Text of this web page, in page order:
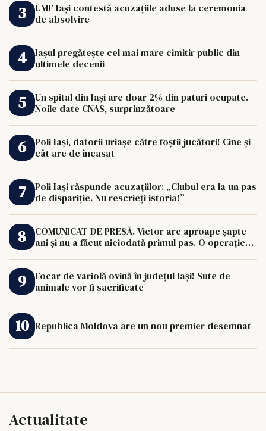
UMF Iași contestă acuzațiile aduse la ceremonia
de absolvire
Iașul pregătește cel mai mare cimitir public din
ultimele decenii
Un spital din Iași are doar 2% din paturi ocupate.
Noile date CNAS, surprinzătoare
Poli Iași, datorii uriașe către foștii jucători! Cine și
cât are de încasat
Poli Iași răspunde acuzațiilor: „Clubul era la un pas
de dispariție. Nu rescrieți istoria!”
COMUNICAT DE PRESĂ. Victor are aproape șapte
ani și nu a făcut niciodată primul pas. O operație
Focar de variolă ovină în județul Iași! Sute de
animale vor fi sacrificate
Republica Moldova are un nou premier desemnat
Actualitate